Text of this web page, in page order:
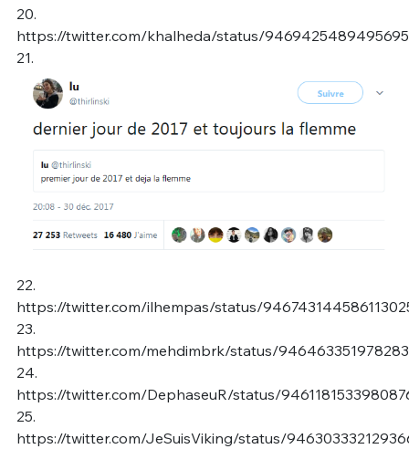
20.
https://twitter.com/khalheda/status/
21.
22.
https://twitter.com/ilhempas/status/
23.
https://twitter.com/mehdimbrk/status/
24.
https://twitter.com/DephaseuR/status/
25.
https://twitter.com/JeSuisViking/status/